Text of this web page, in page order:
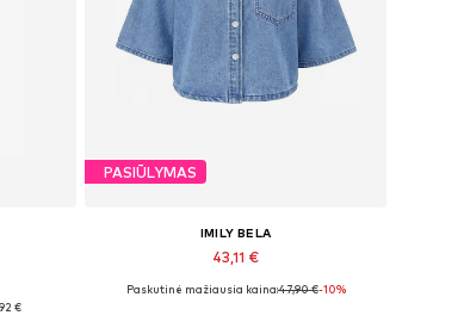
€
PASIŪLYMAS
IMILY BELA
43,11 €
Galimi dydžiai: S, M, L, XL
Paskutinė mažiausia kaina:47,90 €-10%